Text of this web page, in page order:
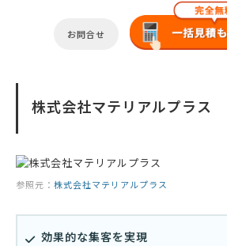
お問合せ
株式会社マテリアルプラス
参照元： 株式会社マテリアルプラス
効果的な集客を実現